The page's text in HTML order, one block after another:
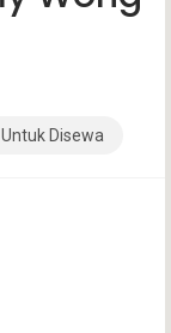
Disewa